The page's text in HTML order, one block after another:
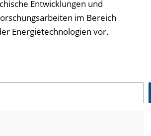
Entwicklungen und
im Bereich
Energietechnologien vor.